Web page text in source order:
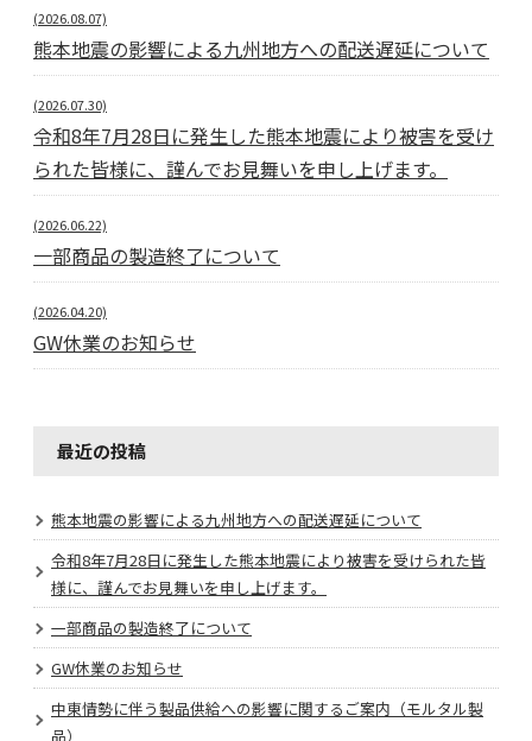
(2026.08.07)
熊本地震の影響による九州地方への配送遅延について
(2026.07.30)
令和8年7月28日に発生した熊本地震により被害を受け
られた皆様に、謹んでお見舞いを申し上げます。
(2026.06.22)
一部商品の製造終了について
(2026.04.20)
GW休業のお知らせ
最近の投稿
熊本地震の影響による九州地方への配送遅延について
令和8年7月28日に発生した熊本地震により被害を受けられた皆
様に、謹んでお見舞いを申し上げます。
一部商品の製造終了について
GW休業のお知らせ
中東情勢に伴う製品供給への影響に関するご案内（モルタル製
品）